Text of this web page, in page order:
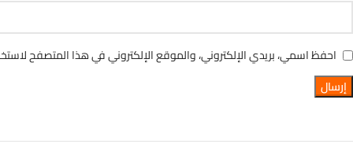
احفظ اسمي، بريدي الإلكتروني، والموقع الإلكتروني في هذا المتصفح